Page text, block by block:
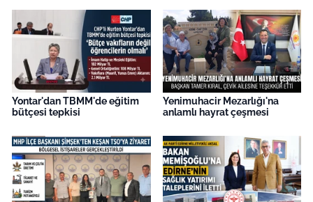
Yontar'dan TBMM'de eğitim
bütçesi tepkisi
Yenimuhacir Mezarlığı'na
anlamlı hayrat çeşmesi